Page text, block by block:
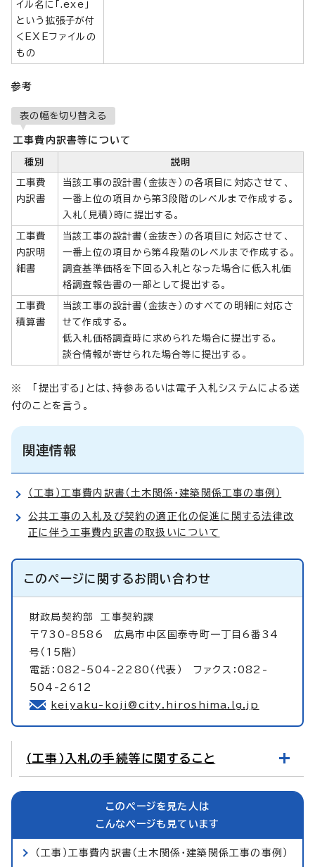
イル名に「.exe」
という拡張子が付
くEXEファイルの
もの
参考
表の幅を切り替える
工事費内訳書等について
種別 説明
工事費
内訳書
当該工事の設計書（金抜き）の各項目に対応させて、
一番上位の項目から第3段階のレベルまで作成する。
入札（見積）時に提出する。
工事費
内訳明
細書
当該工事の設計書（金抜き）の各項目に対応させて、
一番上位の項目から第4段階のレベルまで作成する。
調査基準価格を下回る入札となった場合に低入札価
格調査報告書の一部として提出する。
工事費
積算書
当該工事の設計書（金抜き）のすべての明細に対応さ
せて作成する。
低入札価格調査時に求められた場合に提出する。
談合情報が寄せられた場合等に提出する。
※ 「提出する」とは、持参あるいは電子入札システムによる送
付のことを言う。
関連情報
（工事）工事費内訳書（土木関係・建築関係工事の事例）
公共工事の入札及び契約の適正化の促進に関する法律改
正に伴う工事費内訳書の取扱いについて
このページに関するお問い合わせ
財政局契約部工事契約課
〒730-8586 広島市中区国泰寺町一丁目6番34
号（15階）
電話：082-504-2280（代表） ファクス：082-
504-2612
keiyaku-koji@city.hiroshima.lg.jp
（工事）入札の手続等に関すること
このページを見た人は
こんなページも見ています
（工事）工事費内訳書（土木関係・建築関係工事の事例）